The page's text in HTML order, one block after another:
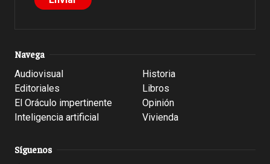
Navega
Audiovisual
Editoriales
El Oráculo impertinente
Inteligencia artificial
Historia
Libros
Opinión
Vivienda
Síguenos